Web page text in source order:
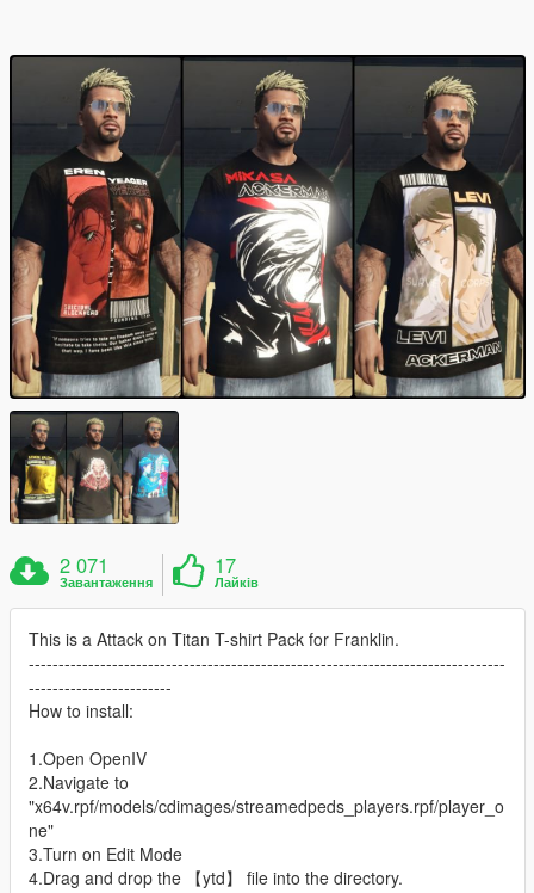
2 071
Завантаження
17
Лайків
This is a Attack on Titan T-shirt Pack for Franklin.
--------------------------------------------------------------------------------
------------------------
How to install:
1.Open OpenIV
2.Navigate to
"x64v.rpf/models/cdimages/streamedpeds_players.rpf/player_o
ne"
3.Turn on Edit Mode
4.Drag and drop the 【ytd】 file into the directory.